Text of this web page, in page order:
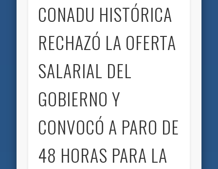
CONADU HISTÓRICA
RECHAZÓ LA OFERTA
SALARIAL DEL
GOBIERNO Y
CONVOCÓ A PARO DE
48 HORAS PARA LA